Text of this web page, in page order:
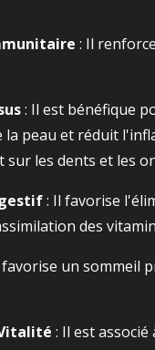
: Il
: Il est bénéfique
la peau et réduit
sur les dents et les
: Il favorise
des
favorise un sommeil
: Il est